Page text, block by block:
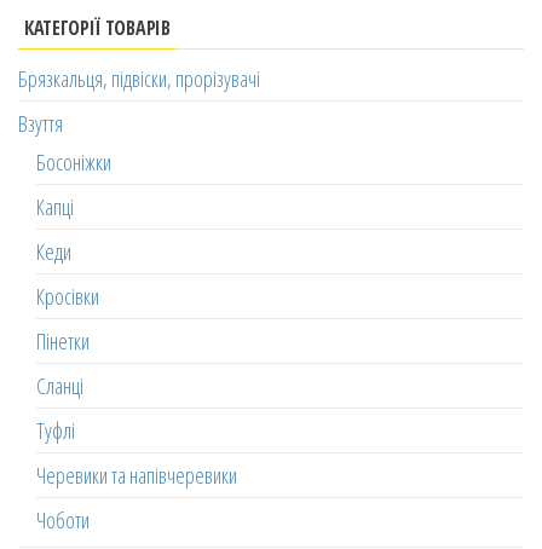
КАТЕГОРІЇ ТОВАРІВ
Брязкальця, підвіски, прорізувачі
Взуття
Босоніжки
Капці
Кеди
Кросівки
Пінетки
Сланці
Туфлі
Черевики та напівчеревики
Чоботи